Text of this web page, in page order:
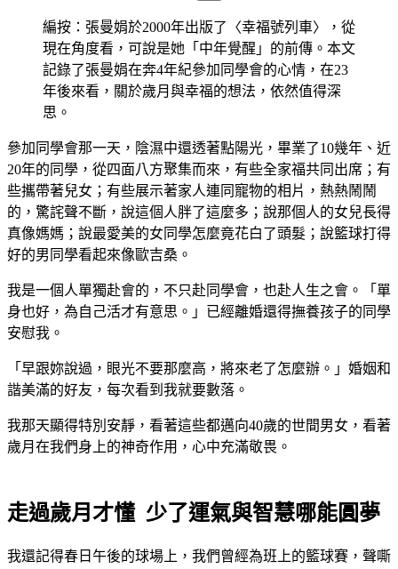
編按：張曼娟於2000年出版了〈幸福號列車〉，從
現在角度看，可說是她「中年覺醒」的前傳。本文
記錄了張曼娟在奔4年紀參加同學會的心情，在23
年後來看，關於歲月與幸福的想法，依然值得深
思。
參加同學會那一天，陰濕中還透著點陽光，畢業了10幾年、近
20年的同學，從四面八方聚集而來，有些全家福共同出席；有
些攜帶著兒女；有些展示著家人連同寵物的相片，熱熱鬧鬧
的，驚詫聲不斷，說這個人胖了這麼多；說那個人的女兒長得
真像媽媽；說最愛美的女同學怎麼竟花白了頭髮；說籃球打得
好的男同學看起來像歐吉桑。
我是一個人單獨赴會的，不只赴同學會，也赴人生之會。「單
身也好，為自己活才有意思。」已經離婚還得撫養孩子的同學
安慰我。
「早跟妳說過，眼光不要那麼高，將來老了怎麼辦。」婚姻和
諧美滿的好友，每次看到我就要數落。
我那天顯得特別安靜，看著這些都邁向40歲的世間男女，看著
歲月在我們身上的神奇作用，心中充滿敬畏。
走過歲月才懂 少了運氣與智慧哪能圓夢
我還記得春日午後的球場上，我們曾經為班上的籃球賽，聲嘶